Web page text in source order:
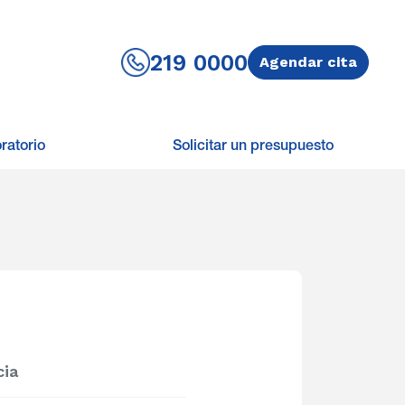
219 0000 Agendar cita
Solicitar un presupuesto